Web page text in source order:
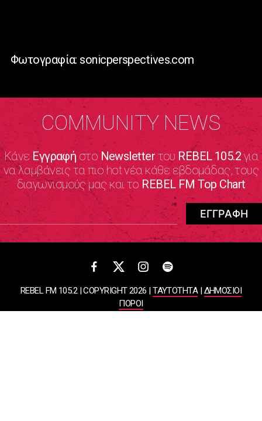
Φωτογραφία: sonicperspectives.com
COMMUNITY NEWS
Κάνε Εγγραφήστο NewsletterτουREBEL 105.2για
να λαμβάνεις τα πιο hot νέα κάθε εβδομάδας, τους
διαγωνισμούς μας και το REBEL FM Top Chart
REBEL FM 105.2 | COPYRIGHT 2026 |ΤΑΥΤΟΤΗΤΑ|ΔΗΜΟΣΙΟΙ
ΠΟΡΟΙ